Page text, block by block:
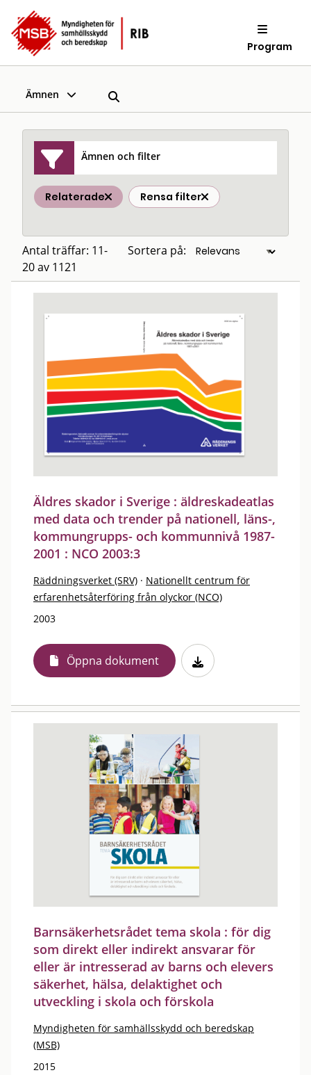
Program
Ämnen
Ämnen och filter
Relaterade Rensa filter
Antal träffar: 11-
20 av 1121
Sortera på:
Äldres skador i Sverige : äldreskadeatlas
med data och trender på nationell, läns-,
kommungrupps- och kommunnivå 1987-
2001 : NCO 2003:3
Räddningsverket (SRV) · Nationellt centrum för
erfarenhetsåterföring från olyckor (NCO)
2003
Öppna dokument
Barnsäkerhetsrådet tema skola : för dig
som direkt eller indirekt ansvarar för
eller är intresserad av barns och elevers
säkerhet, hälsa, delaktighet och
utveckling i skola och förskola
Myndigheten för samhällsskydd och beredskap
(MSB)
2015